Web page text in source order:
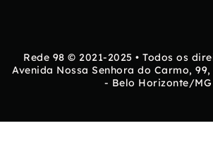
Rede 98 © 2021-2025 • Todos os
Avenida Nossa Senhora do Carmo,
- Belo Horizonte/MG